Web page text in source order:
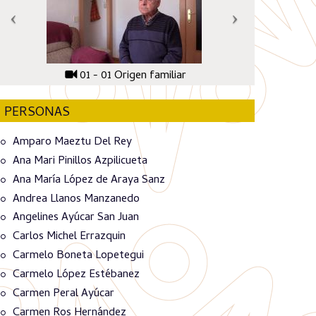
01 - 01 Origen familiar
PERSONAS
Amparo Maeztu Del Rey
Ana Mari Pinillos Azpilicueta
Ana María López de Araya Sanz
Andrea Llanos Manzanedo
Angelines Ayúcar San Juan
Carlos Michel Errazquin
Carmelo Boneta Lopetegui
Carmelo López Estébanez
Carmen Peral Ayúcar